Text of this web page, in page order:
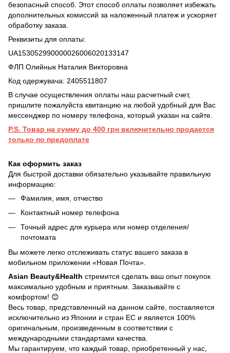
безопасный способ. Этот способ оплаты позволяет избежать
дополнительных комиссий за наложенный платеж и ускоряет
обработку заказа.
Реквизиты для оплаты:
UA153052990000026006020133147
ФЛП Олийнык Наталия Викторовна
Код одержувача: 2405511807
В случае осуществления оплаты наш расчетный счет,
пришлите пожалуйста квитанцию на любой удобный для Вас
мессенджер по номеру телефона, который указан на сайте.
P.S. Товар на сумму до 400 грн включительно продается
только по предоплате
Как оформить заказ
Для быстрой доставки обязательно указывайте правильную
информацию:
Фамилия, имя, отчество
Контактный номер телефона
Точный адрес для курьера или номер отделения/
почтомата
Вы можете легко отслеживать статус вашего заказа в
мобильном приложении «Новая Почта».
Asian Beauty&Health стремится сделать ваш опыт покупок
максимально удобным и приятным. Заказывайте с
комфортом! 😊
Весь товар, представленный на данном сайте, поставляется
исключительно из Японии и стран ЕС и является 100%
оригинальным, произведенным в соответствии с
международными стандартами качества.
Мы гарантируем, что каждый товар, приобретенный у нас,